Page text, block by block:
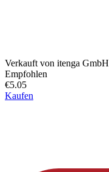
Verkauft von itenga GmbH
Empfohlen
€5.05
Kaufen